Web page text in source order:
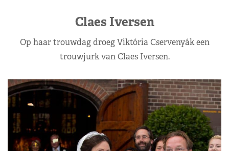
Claes Iversen
Op haar trouwdag droeg Viktória Cservenyák een
trouwjurk van Claes Iversen.